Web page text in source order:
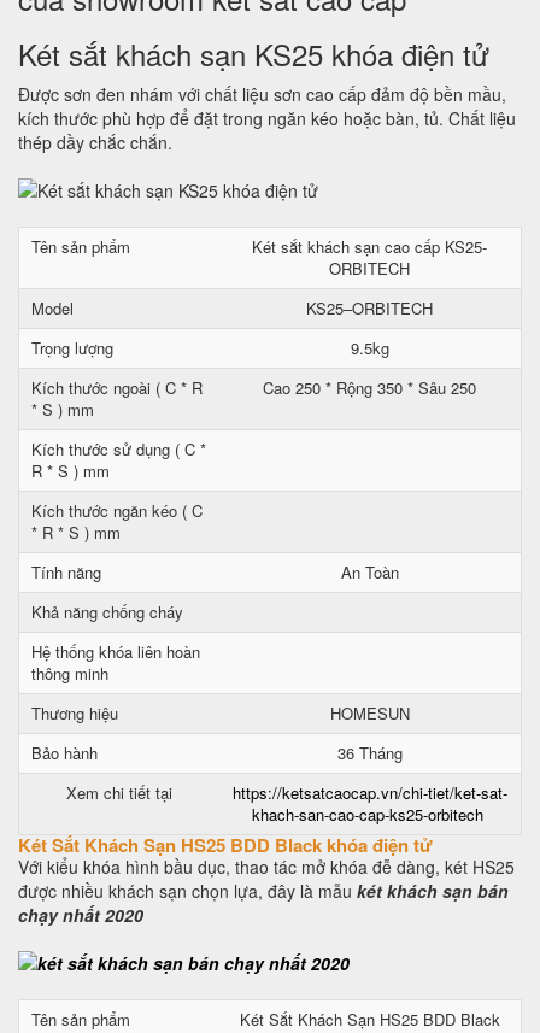
Két sắt khách sạn KS25 khóa điện tử
Được sơn đen nhám với chất liệu sơn cao cấp đảm độ bền mầu,
kích thước phù hợp để đặt trong ngăn kéo hoặc bàn, tủ. Chất liệu
thép dầy chắc chắn.
Tên sản phẩm
Két sắt khách sạn cao cấp KS25-
ORBITECH
Model
KS25–ORBITECH
Trọng lượng
9.5kg
Kích thước ngoài ( C * R
* S ) mm
Cao 250 * Rộng 350 * Sâu 250
Kích thước sử dụng ( C *
R * S ) mm
Kích thước ngăn kéo ( C
* R * S ) mm
Tính năng
An Toàn
Khả năng chống cháy
Hệ thống khóa liên hoàn
thông minh
Thương hiệu
HOMESUN
Bảo hành
36 Tháng
Xem chi tiết tại
https://ketsatcaocap.vn/chi-tiet/ket-sat-
khach-san-cao-cap-ks25-orbitech
Két Sắt Khách Sạn HS25 BDD Black khóa điện tử
Với kiểu khóa hình bầu dục, thao tác mở khóa đễ dàng, két HS25
được nhiều khách sạn chọn lựa, đây là mẫu két khách sạn bán
chạy nhất 2020
Tên sản phẩm Két Sắt Khách Sạn HS25 BDD Black